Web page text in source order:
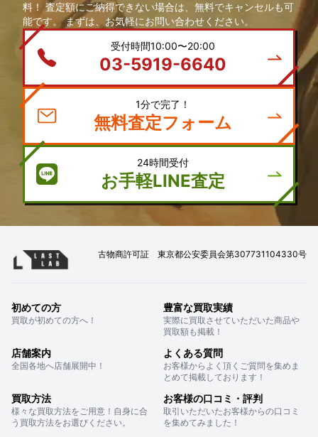
料！ 査定額にご納得できない場合は、無料でキャンセルも可
能です。 まずは、お気軽にお問い合わせください。
03-5919-6640
1分で完了！
無料査定フォーム
24時間受付
お手軽LINE査定
古物商許可証 東京都公安委員会第307731104330号
初めての方
買取が初めての方へ！
豊富な買取実績
実際に買取させていただいた商品や
買取額も掲載！
店舗案内
全国各地へ店舗展開中！
よくある質問
お客様からよく頂くご質問を集めま
とめて掲載しております！
買取方法
様々な買取方法をご用意！自身に合
う買取方法をお選びください。
お客様の口コミ・評判
取引いただいたお客様からの口コミ
を集めてみました！